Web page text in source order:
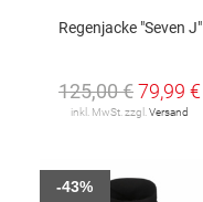
Regenjacke "Seven J"
125,00 €79,99 €
inkl. MwSt. zzgl. Versand
-43%